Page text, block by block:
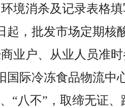
境消杀及记录表格填
起，批发市场定期核
业户、从业人员准时
国际冷冻食品物流中
“八不”，取缔无证